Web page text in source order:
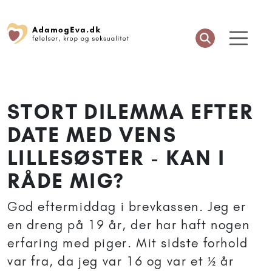
STORT DILEMMA EFTER
DATE MED VENS
LILLESØSTER - KAN I
RÅDE MIG?
God eftermiddag i brevkassen. Jeg er
en dreng på 19 år, der har haft nogen
erfaring med piger. Mit sidste forhold
var fra, da jeg var 16 og var et ½ år